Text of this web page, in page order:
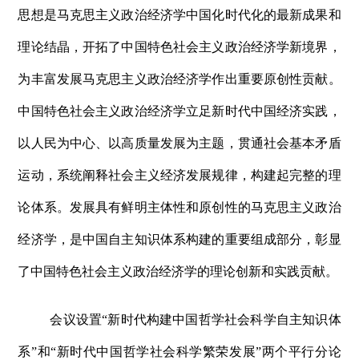
思想是马克思主义政治经济学中国化时代化的最新成果和
理论结晶，开拓了中国特色社会主义政治经济学新境界，
为丰富发展马克思主义政治经济学作出重要原创性贡献。
中国特色社会主义政治经济学立足新时代中国经济实践，
以人民为中心、以高质量发展为主题，贯通社会基本矛盾
运动，系统阐释社会主义经济发展规律，构建起完整的理
论体系。发展具有鲜明主体性和原创性的马克思主义政治
经济学，是中国自主知识体系构建的重要组成部分，彰显
了中国特色社会主义政治经济学的理论创新和实践贡献。
会议设置“新时代构建中国哲学社会科学自主知识体
系”和“新时代中国哲学社会科学繁荣发展”两个平行分论